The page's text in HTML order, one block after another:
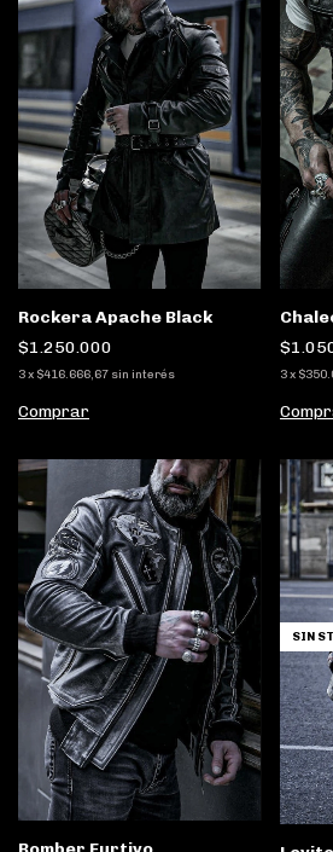
Rockera Apache Black
$1.250.000
3x $416.666,67 sin interés
Comprar
3 x
SIN